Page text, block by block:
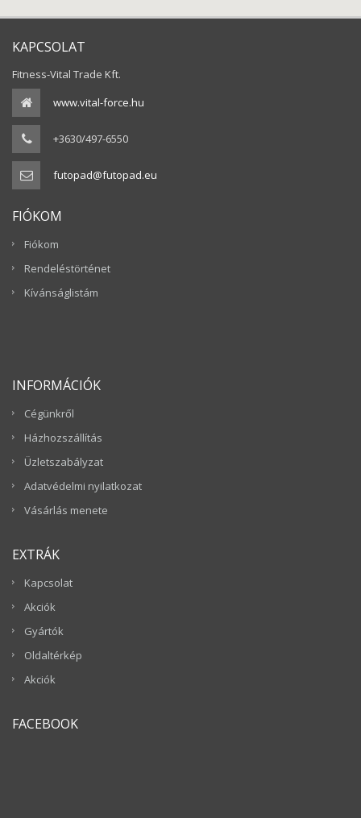
KAPCSOLAT
Fitness-Vital Trade Kft.
www.vital-force.hu
+3630/497-6550
futopad@futopad.eu
FIÓKOM
Fiókom
Rendeléstörténet
Kívánságlistám
INFORMÁCIÓK
Cégünkről
Házhozszállítás
Üzletszabályzat
Adatvédelmi nyilatkozat
Vásárlás menete
EXTRÁK
Kapcsolat
Akciók
Gyártók
Oldaltérkép
Akciók
FACEBOOK